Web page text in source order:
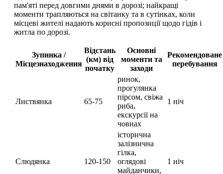
пам'яті перед довгими днями в дорозі; найкращі
моменти трапляються на світанку та в сутінках, коли
місцеві жителі надають корисні пропозиції щодо гідів і
житла по дорозі.
Зупинка /
Місцезнаходження
Відстань
(км) від
початку
Основні
моменти та
заходи
Рекомендоване
перебування
Листвянка 65-75
ринок,
прогулянка
пірсом, свіжа
риба,
екскурсії на
човнах
1 ніч
Слюдянка 120-150
історична
залізнична
гілка,
оглядові
майданчики,
1 ніч